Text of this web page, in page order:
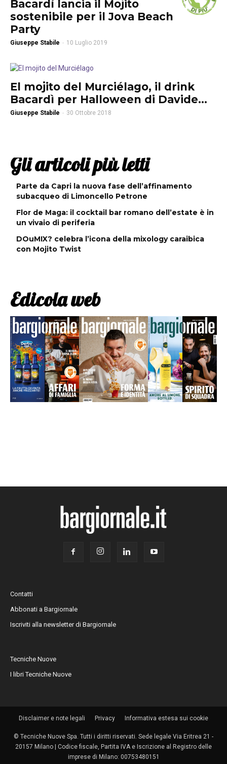
Bacardí lancia il Mojito
sostenibile per il Jova Beach
Party
Giuseppe Stabile - 10 Luglio 2019
El mojito del Murciélago, il drink
Bacardì per Halloween di Davide...
Giuseppe Stabile - 30 Ottobre 2018
Gli articoli più letti
Parte da Capri la nuova fase dell’affinamento
subacqueo di Limoncello Petrone
Flor de Maga: il cocktail bar romano dell’estate è in
un vivaio di periferia
DOuMIX? celebra l’icona della mixology caraibica
con Mojito Twist
Edicola web
Contatti
Abbonati a Bargiornale
Iscriviti alla newsletter di Bargiornale
Tecniche Nuove
I libri Tecniche Nuove
Disclaimer e note legali Privacy Informativa estesa sui cookie
© Tecniche Nuove Spa. Tutti i diritti riservati. Sede legale Via Eritrea 21 -
20157 Milano | Codice fiscale, Partita IVA e Iscrizione al Registro delle
imprese di Milano: 00753480151